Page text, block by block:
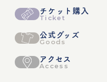
チケット購入
Ticket
公式グッズ
Goods
アクセス
Access